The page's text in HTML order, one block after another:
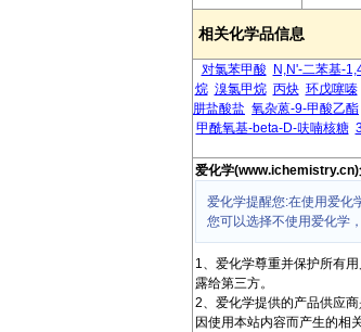
相关化学品信息
对氯苯甲酸 N,N'-二苯基-
烷 溴氯甲烷 丙炔 环戊噻嗪
肼盐酸盐 氧杂蒽-9-甲酸乙酯
甲酰氧基-beta-D-呋喃核糖
爱化学(www.ichemistry.cn)
爱化学提醒您:在使用爱化
您可以选择不使用爱化学
1、爱化学尊重并保护所有
露给第三方。
2、爱化学提供的产品供应
因使用本站内容而产生的相